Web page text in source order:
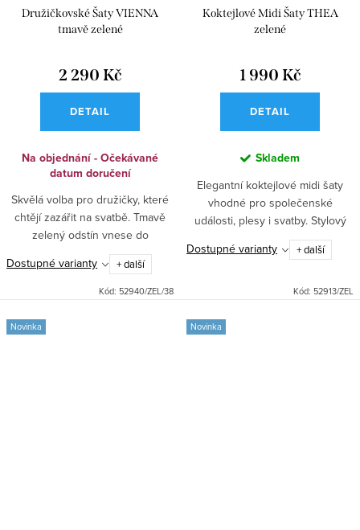
Družičkovské Šaty VIENNA
tmavě zelené
2 290 Kč
DETAIL
Na objednání - Očekávané
datum doručení
Skvělá volba pro družičky, které
chtějí zazářit na svatbě. Tmavě
zelený odstín vnese do
slavnostního dne špetku
romantiky a elegance. Oslňte v
hravém stylu, který podtrhne...
Dostupné varianty + další
Kód: 52940/ZEL/38
Koktejlové Midi Šaty THEA
zelené
1 990 Kč
DETAIL
Skladem
Elegantní koktejlové midi šaty
vhodné pro společenské
události, plesy i svatby. Stylový
zelený odstín vynikne také na
zahradní párty. Skvělá volba pro
Dostupné varianty + další
Kód: 52913/ZEL
Novinka Novinka